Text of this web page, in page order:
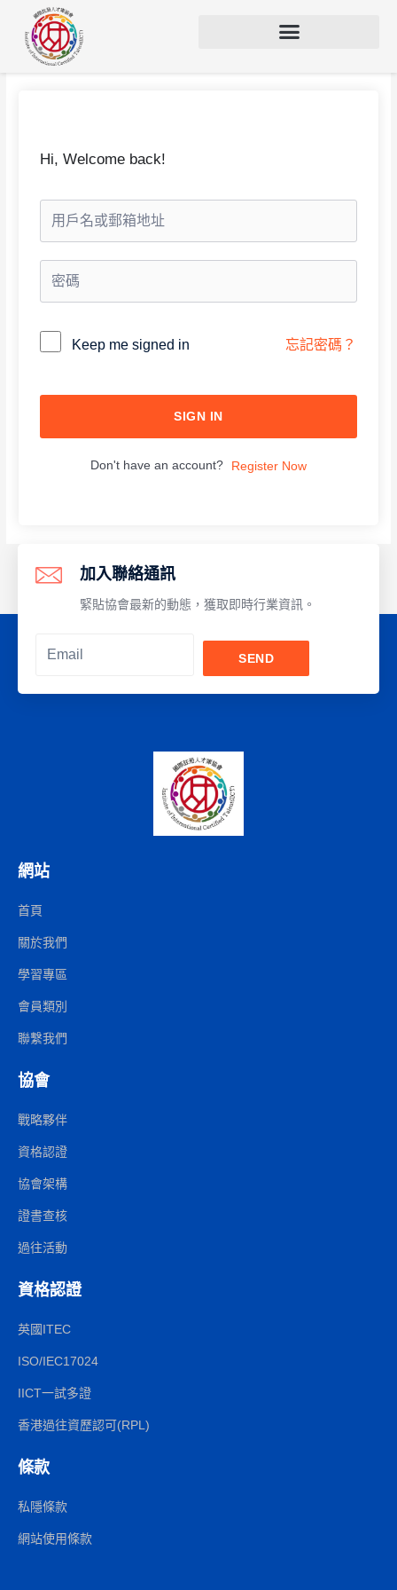
Hi, Welcome back!
Alternative:Keep me signed in 忘記密碼？
SIGN IN
Don't have an account? Register Now
加入聯絡通訊
緊貼協會最新的動態，獲取即時行業資訊。
SEND
網站
首頁
關於我們
學習專區
會員類別
聯繫我們
協會
戰略夥伴
資格認證
協會架構
證書查核
過往活動
資格認證
英國ITEC
ISO/IEC17024
IICT一試多證
香港過往資歷認可(RPL)
條款
私隱條款
網站使用條款